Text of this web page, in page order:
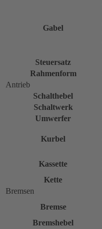
Gabel
Steuersatz
Rahmenform
Antrieb
Schalthebel
Schaltwerk
Umwerfer
Kurbel
Kassette
Kette
Bremsen
Bremse
Bremshebel